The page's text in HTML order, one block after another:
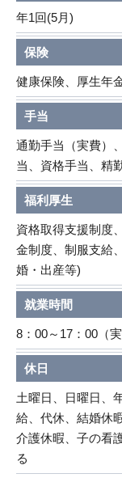
年1回(5月)
保険
健康保険、厚生年
手当
通勤手当（実費）
当、資格手当、精
福利厚生
資格取得支援制度
金制度、制服支給
婚・出産等)
就業時間
8：00～17：00（実
休日
土曜日
、日曜日、
給、代休、結婚休
介護休暇、子の看
る